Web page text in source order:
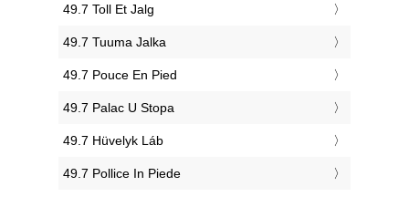
‎49.7 Toll Et Jalg
‎49.7 Tuuma Jalka
‎49.7 Pouce En Pied
‎49.7 Palac U Stopa
‎49.7 Hüvelyk Láb
‎49.7 Pollice In Piede